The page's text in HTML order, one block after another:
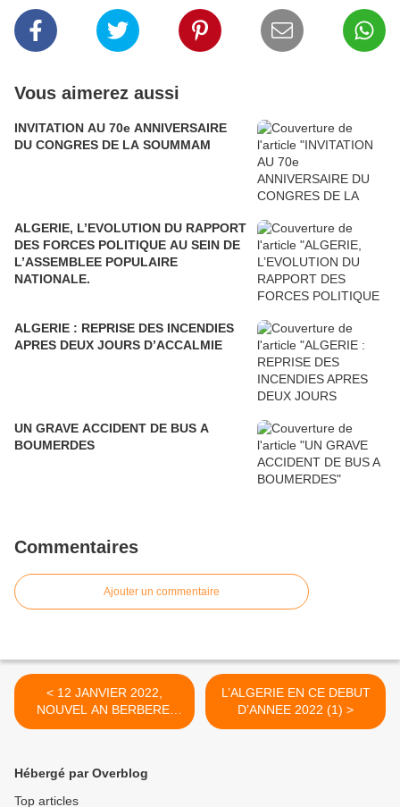
Vous aimerez aussi
INVITATION AU 70e ANNIVERSAIRE
DU CONGRES DE LA SOUMMAM
ALGERIE, L’EVOLUTION DU RAPPORT
DES FORCES POLITIQUE AU SEIN DE
L’ASSEMBLEE POPULAIRE
NATIONALE.
ALGERIE : REPRISE DES INCENDIES
APRES DEUX JOURS D’ACCALMIE
UN GRAVE ACCIDENT DE BUS A
BOUMERDES
Commentaires
Ajouter un commentaire
< 12 JANVIER 2022,
NOUVEL AN BERBERE:
YENNAYER 2972.
L’ALGERIE EN CE DEBUT
D’ANNEE 2022 (1) >
Hébergé par Overblog
Top articles